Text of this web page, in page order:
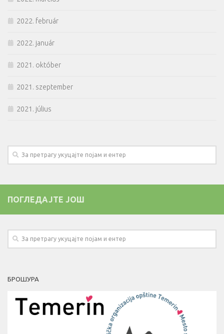
2022. február
2022. január
2021. október
2021. szeptember
2021. július
ПОГЛЕДАЈТЕ ЈОШ
БРОШУРА